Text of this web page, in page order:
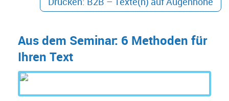
Aus dem Seminar: 6 Methoden für
Ihren Text